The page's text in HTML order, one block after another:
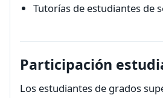
Tutorías de estudiantes de
Participación
Los estudiantes de grados